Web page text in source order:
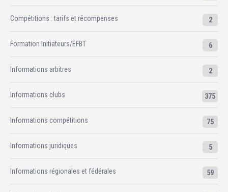
Compétitions : tarifs et récompenses 2
Formation Initiateurs/EFBT 6
Informations arbitres 2
Informations clubs 375
Informations compétitions 75
Informations juridiques 5
Informations régionales et fédérales 59